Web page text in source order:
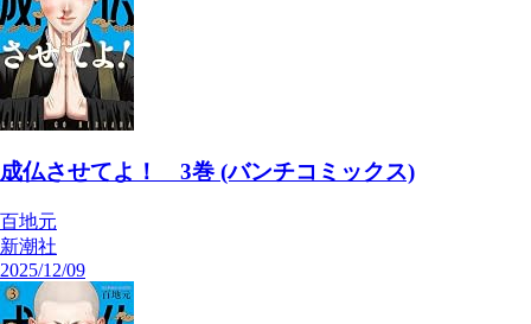
成仏させてよ！ 3巻 (バンチコミックス)
百地元
新潮社
2025/12/09